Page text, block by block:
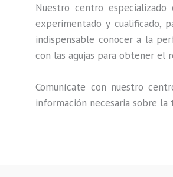
Nuestro centro
experimentado y cualificado,
indispensable conocer a la
con las agujas para obtener el
Comunícate con nuestro
información necesaria sobre la